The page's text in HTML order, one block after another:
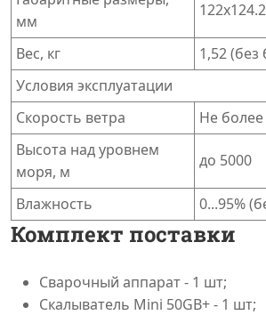
мм
Вес, кг
1,52 (без
Условия эксплуатации
Скорость ветра
Не
Высота над уровнем
моря, м
до 5000
Влажность 0...95%
Комплект поставки
Сварочный аппарат - 1 шт;
Скалыватель Mini 50GB+ - 1 шт;